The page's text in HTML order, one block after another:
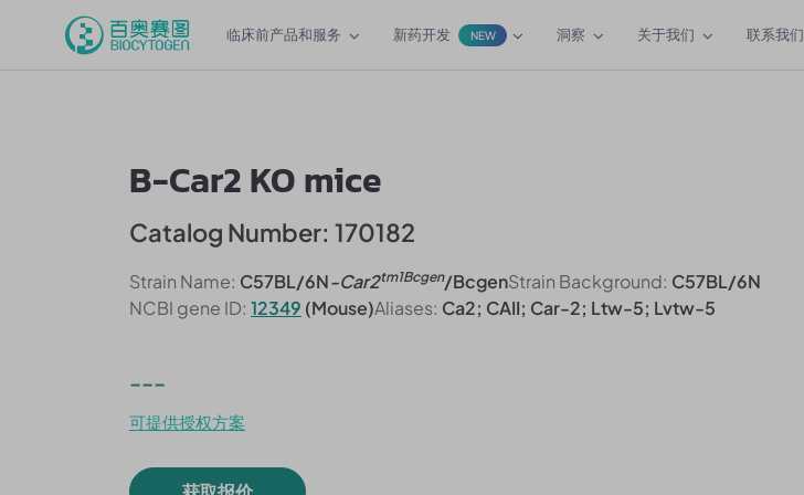
临床前产品和服务 新药开发 NEW 洞察 关于我们 联系我们
B-Car2 KO mice
Catalog Number: 170182
Strain Name: C57BL/6N-Car2tm1Bcgen/BcgenStrain Background: C57BL/6N
NCBI gene ID: 12349 (Mouse)Aliases: Ca2; CAII; Car-2; Ltw-5; Lvtw-5
---
可提供授权方案